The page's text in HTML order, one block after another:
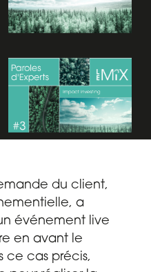
du client,
, a
événement live
en avant le
ce cas précis,